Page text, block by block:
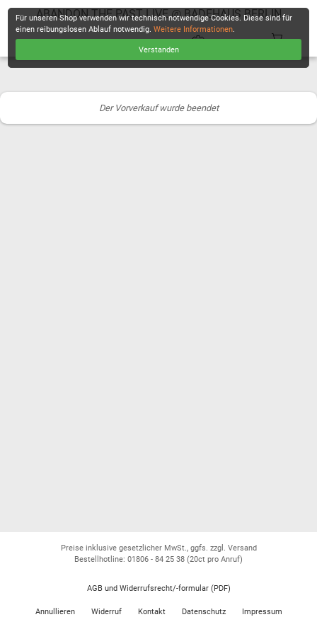
ABANDON THE PAST LIVE @ BADEHAUS BERLIN
Der Vorverkauf wurde beendet
Für unseren Shop verwenden wir technisch notwendige Cookies. Diese sind für
einen reibungslosen Ablauf notwendig.Weitere Informationen.
Verstanden
Preise inklusive gesetzlicher MwSt., ggfs. zzgl. Versand
Bestellhotline: 01806 - 84 25 38 (20ct pro Anruf)
AGB und Widerrufsrecht/-formular (PDF)
Annullieren Widerruf Kontakt Datenschutz Impressum